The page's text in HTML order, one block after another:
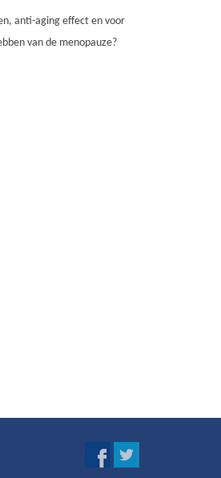
anti-aging effect en voor
van de menopauze?